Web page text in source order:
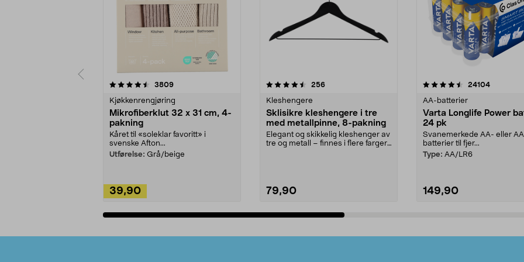
3809anmeldelser
Kjøkkenrengjøring
Mikrofiberklut 32 x 31 cm, 4-
pakning
Kåret til «soleklar favoritt» i
svenske Afton...
Utførelse: Grå/beige
39,90
4.5av 5 stjerner 256anmeldelser
Kleshengere
Sklisikre kleshengere i tre
med metallpinne, 8-pakning
Elegant og skikkelig kleshenger av
tre og metall – finnes i flere farger.
79,90
4.5av 5 stjerner 24104
AA-batterier
Varta Longlife Power
24 pk
Svanemerkede AA- eller
batterier til fjer...
Type: AA/LR6
149,90
4.5av 5 stjerner